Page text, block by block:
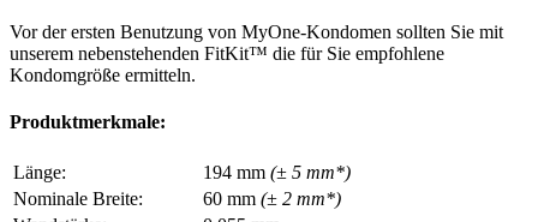
Vor der ersten Benutzung von MyOne-Kondomen sollten Sie mit
unserem nebenstehenden FitKit™ die für Sie empfohlene
Kondomgröße ermitteln.
Produktmerkmale:
Länge: 194 mm (± 5 mm*)
Nominale Breite:
60 mm (± 2 mm*)